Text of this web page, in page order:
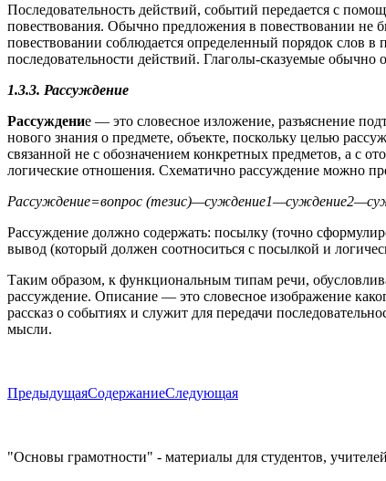
Последовательность действий, событий передается с
повествования. Обычно предложения в повествовании
повествовании соблюдается определенный порядок слов
последовательности действий. Глаголы-сказуемые обычно
1.3.3. Рассуждение
Рассуждение — это словесное изложение, разъяснение
нового знания о предмете, объекте, поскольку целью
связанной не с обозначением конкретных предметов, а с
логические отношения. Схематично рассуждение можно
Рассуждение=вопрос
Рассуждение должно содержать: посылку (точно
вывод (который должен соотноситься с посылкой и
Таким образом, к функциональным типам речи,
рассуждение. Описание — это словесное изображение
рассказ о событиях и служит для передачи
мысли.
ПредыдущаяСодержаниеСледующая
"Основы грамотности" - материалы для студентов,